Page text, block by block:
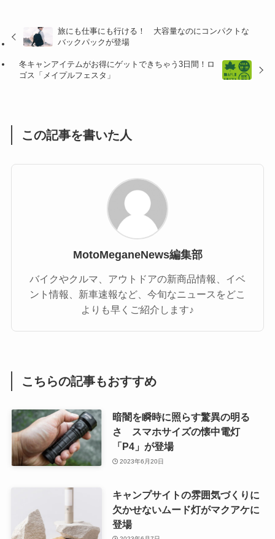
(47)
(1)
(16)
(1)
旅にも仕事にも行ける！ 大容量なのにコンパクトな
バックパックが登場
冬キャンアイテムがお得にゲットできちゃう3日間！ロ
ゴス「メイプルフェスタ」
この記事を書いた人
MotoMeganeNews編集部
バイクやクルマ、アウトドアの新商品情報、イベ
ント情報、新車速報など、今旬なニュースをどこ
よりも早くご紹介します♪
こちらの記事もおすすめ
暗闇を瞬時に照らす驚異の明る
さ スマホサイズの懐中電灯
「P4」が登場
2023年6月20日
キャンプサイトの雰囲気づくりに
欠かせないムード灯がマクアケに
登場